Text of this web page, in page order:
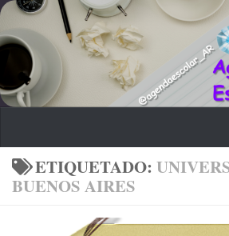
Saltar al contenido
ETIQUETADO:
BUENOS AIRES